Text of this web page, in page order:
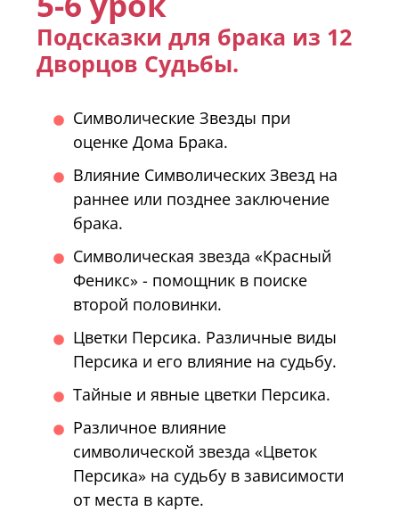
Подсказки для брака из 12
Дворцов Судьбы.
Символические Звезды при
оценке Дома Брака.
Влияние Символических Звезд на
раннее или позднее заключение
брака.
Символическая звезда «Красный
Феникс» - помощник в поиске
второй половинки.
Цветки Персика. Различные виды
Персика и его влияние на судьбу.
Тайные и явные цветки Персика.
Различное влияние
символической звезда «Цветок
Персика» на судьбу в зависимости
от места в карте.